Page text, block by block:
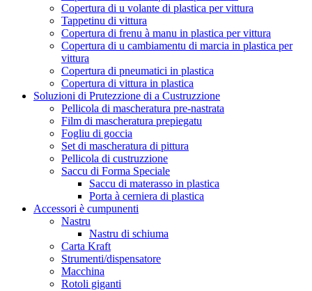
Copertura di u volante di plastica per vittura
Tappetinu di vittura
Copertura di frenu à manu in plastica per vittura
Copertura di u cambiamentu di marcia in plastica per
vittura
Copertura di pneumatici in plastica
Copertura di vittura in plastica
Soluzioni di Prutezzione di a Custruzzione
Pellicola di mascheratura pre-nastrata
Film di mascheratura prepiegatu
Fogliu di goccia
Set di mascheratura di pittura
Pellicola di custruzzione
Saccu di Forma Speciale
Saccu di materasso in plastica
Porta à cerniera di plastica
Accessori è cumpunenti
Nastru
Nastru di schiuma
Carta Kraft
Strumenti/dispensatore
Macchina
Rotoli giganti